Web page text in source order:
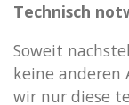
Technisch
Soweit
keine anderen
wir nur diese